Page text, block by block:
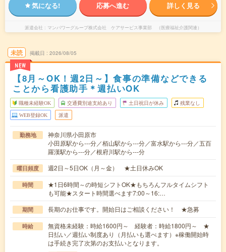
気になる! 応募へ進む 詳しく見る
派遣会社 マンパワーグループ株式会社 ケアサービス事業部 （医療福祉介護関連）
未読
NEW
掲載日 2026/08/05
【8月～OK！週2日～】食事の準備などできる
ことから看護助手＊週払いOK
職種未経験OK 交通費別途支給あり 土日祝日が休み 残業なし
WEB登録OK 派遣
勤務地
神奈川県小田原市
小田原駅から---分／栢山駅から---分／富水駅から---分／五百
羅漢駅から---分／根府川駅から---分
曜日頻度 週2日～5日OK（月～金） ★土日休みOK
時間
★1日6時間～の時短シフトOK★もちろんフルタイムシフト
も可能★スタート時間選べます7:00～16:…
期間 長期のお仕事です。開始日はご相談ください！ ★急募
時給
無資格未経験：時給1600円～ 経験者：時給1800円～ ★
日払い／週払い制度あり（月払いも選べます）※稼働開始時
は手続き完了次第のお支払いとなります。